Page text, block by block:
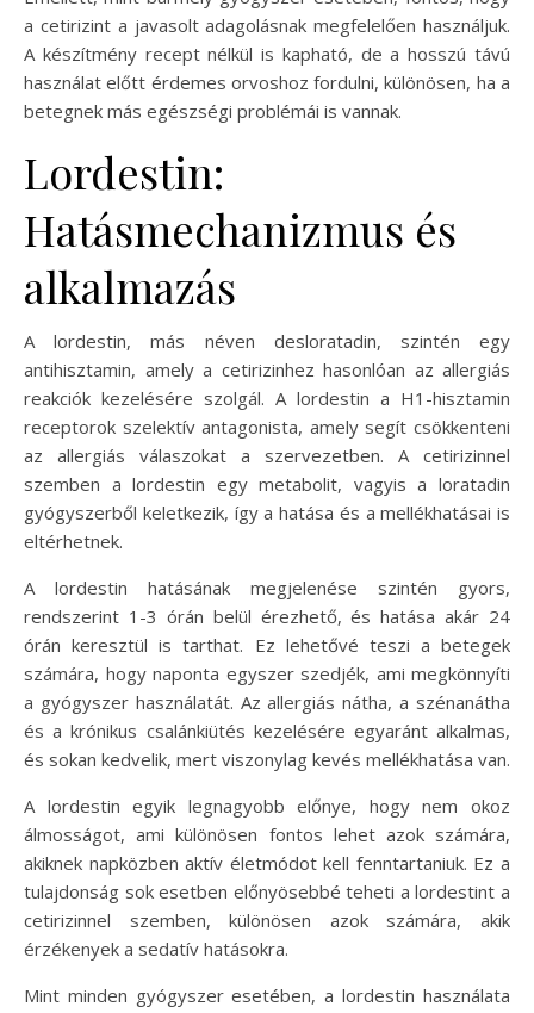
a cetirizint a javasolt adagolásnak megfelelően használjuk.
A készítmény recept nélkül is kapható, de a hosszú távú
használat előtt érdemes orvoshoz fordulni, különösen, ha a
betegnek más egészségi problémái is vannak.
Lordestin:
Hatásmechanizmus és
alkalmazás
A lordestin, más néven desloratadin, szintén egy
antihisztamin, amely a cetirizinhez hasonlóan az allergiás
reakciók kezelésére szolgál. A lordestin a H1-hisztamin
receptorok szelektív antagonista, amely segít csökkenteni
az allergiás válaszokat a szervezetben. A cetirizinnel
szemben a lordestin egy metabolit, vagyis a loratadin
gyógyszerből keletkezik, így a hatása és a mellékhatásai is
eltérhetnek.
A lordestin hatásának megjelenése szintén gyors,
rendszerint 1-3 órán belül érezhető, és hatása akár 24
órán keresztül is tarthat. Ez lehetővé teszi a betegek
számára, hogy naponta egyszer szedjék, ami megkönnyíti
a gyógyszer használatát. Az allergiás nátha, a szénanátha
és a krónikus csalánkiütés kezelésére egyaránt alkalmas,
és sokan kedvelik, mert viszonylag kevés mellékhatása van.
A lordestin egyik legnagyobb előnye, hogy nem okoz
álmosságot, ami különösen fontos lehet azok számára,
akiknek napközben aktív életmódot kell fenntartaniuk. Ez a
tulajdonság sok esetben előnyösebbé teheti a lordestint a
cetirizinnel szemben, különösen azok számára, akik
érzékenyek a sedatív hatásokra.
Mint minden gyógyszer esetében, a lordestin használata